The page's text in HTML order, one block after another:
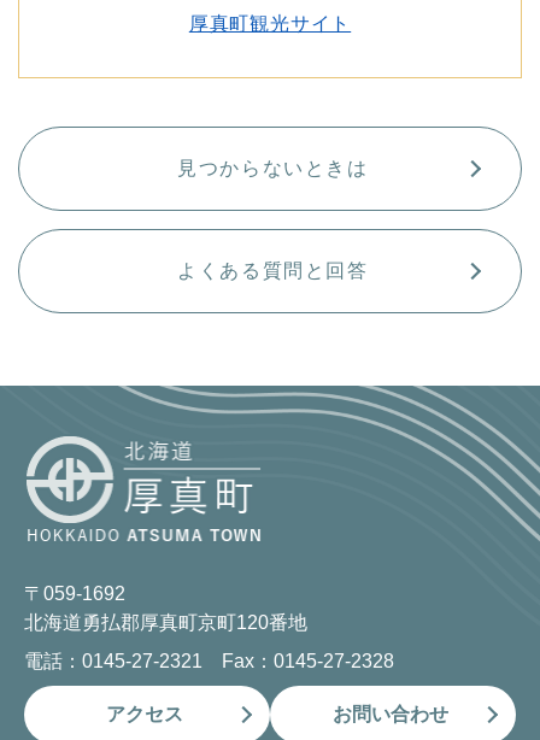
厚真町観光サイト
見つからないときは
よくある質問と回答
〒059-1692
北海道勇払郡厚真町京町120番地
電話：0145-27-2321 Fax：0145-27-2328
アクセス お問い合わせ